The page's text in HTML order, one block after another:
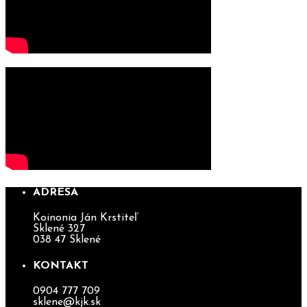
ADRESA
Koinonia Ján Krstiteľ
Sklené 327
038 47 Sklené
KONTAKT
0904 777 709
sklene@kjk.sk